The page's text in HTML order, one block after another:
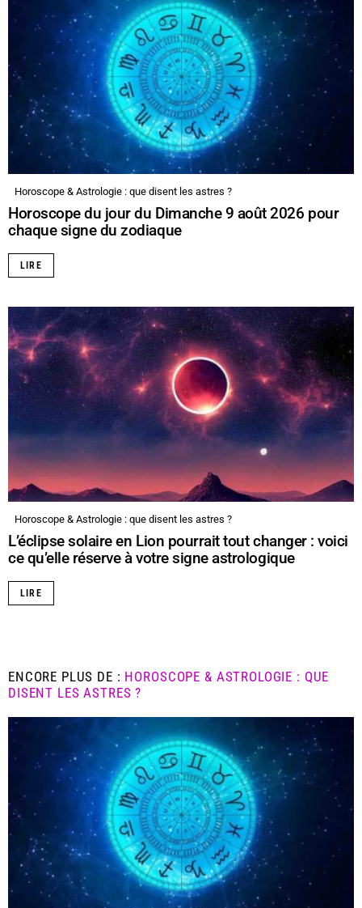
Horoscope & Astrologie : que disent les astres ?
Horoscope du jour du Dimanche 9 août 2026 pour
chaque signe du zodiaque
LIRE
Horoscope & Astrologie : que disent les astres ?
L’éclipse solaire en Lion pourrait tout changer : voici
ce qu’elle réserve à votre signe astrologique
LIRE
ENCORE PLUS DE : HOROSCOPE & ASTROLOGIE : QUE
DISENT LES ASTRES ?